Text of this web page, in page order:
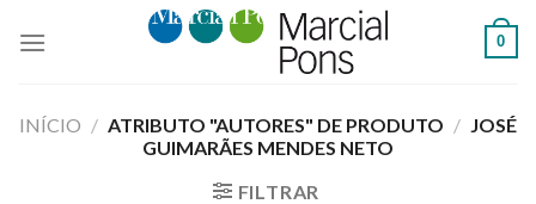
0
INÍCIO / ATRIBUTO "AUTORES" DE PRODUTO / JOSÉ
GUIMARÃES MENDES NETO
FILTRAR